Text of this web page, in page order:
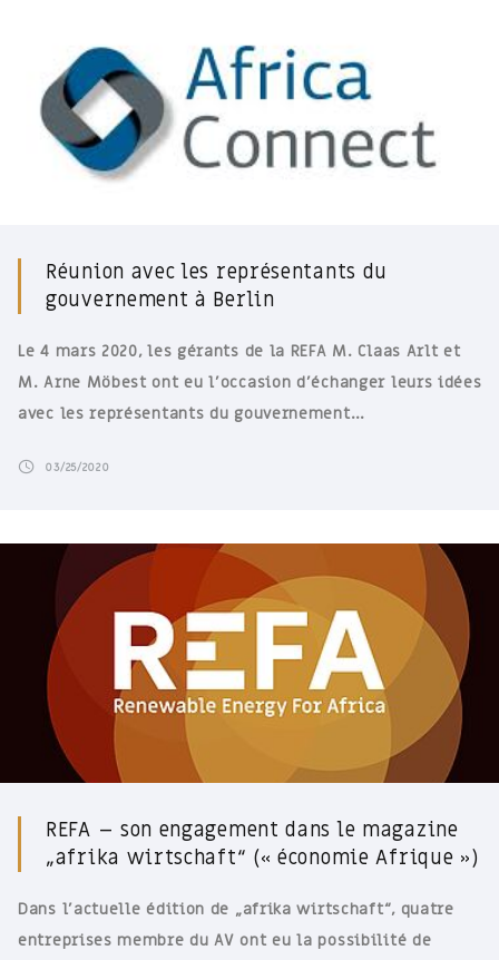
Réunion avec les représentants du
gouvernement à Berlin
Le 4 mars 2020, les gérants de la REFA M. Claas Arlt et
M. Arne Möbest ont eu l’occasion d’échanger leurs idées
avec les représentants du gouvernement…
03/25/2020
REFA – son engagement dans le magazine
„afrika wirtschaft“ (« économie Afrique »)
Dans l’actuelle édition de „afrika wirtschaft“, quatre
entreprises membre du AV ont eu la possibilité de